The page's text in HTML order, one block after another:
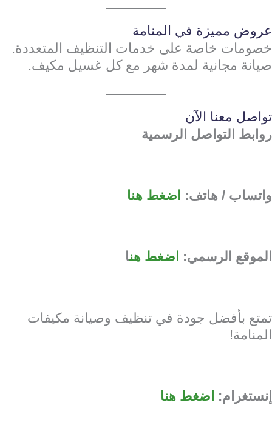
عروض مميزة في المنامة
خصومات خاصة على خدمات التنظيف المتعددة.
صيانة مجانية لمدة شهر مع كل غسيل مكيف.
تواصل معنا الآن
روابط التواصل الرسمية
واتساب / هاتف: اضغط هنا
الموقع الرسمي: اضغط هنا
تمتع بأفضل جودة في تنظيف وصيانة مكيفات
المنامة!
إنستغرام: اضغط هنا